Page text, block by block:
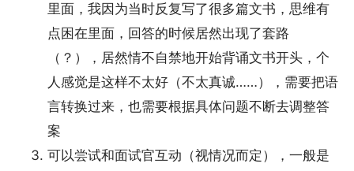
里面，我因为当时反复写了很多篇文书，思维有
点困在里面，回答的时候居然出现了套路
（？），居然情不自禁地开始背诵文书开头，个
人感觉是这样不太好（不太真诚……），需要把语
言转换过来，也需要根据具体问题不断去调整答
案
可以尝试和面试官互动（视情况而定），一般是